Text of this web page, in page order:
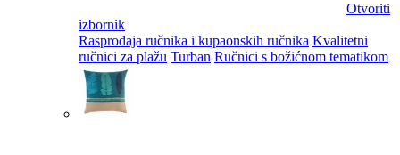
Otvoriti
izbornik
Rasprodaja ručnika i kupaonskih ručnika Kvalitetni
ručnici za plažu Turban Ručnici s božićnom tematikom